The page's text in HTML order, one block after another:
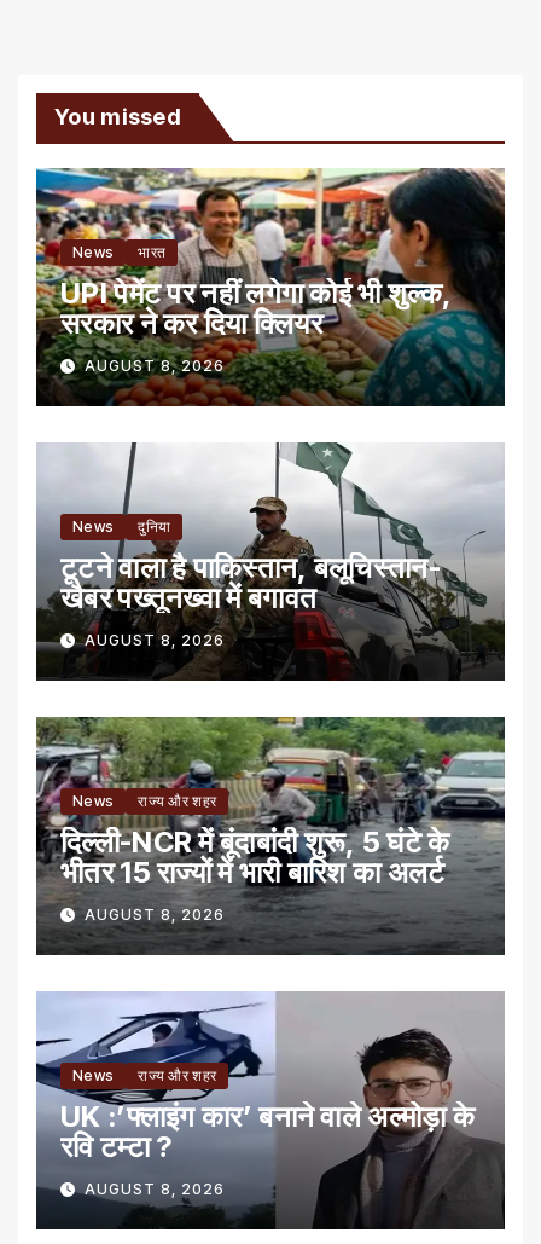
You missed
News भारत
UPI पेमेंट पर नहीं लगेगा कोई भी शुल्क,
सरकार ने कर दिया क्लियर
AUGUST 8, 2026
News दुनिया
टूटने वाला है पाकिस्तान, बलूचिस्तान-
खैबर पख्तूनख्वा में बगावत
AUGUST 8, 2026
News राज्य और शहर
दिल्ली-NCR में बूंदाबांदी शुरू, 5 घंटे के
भीतर 15 राज्यों में भारी बारिश का अलर्ट
AUGUST 8, 2026
News राज्य और शहर
UK :’फ्लाइंग कार’ बनाने वाले अल्मोड़ा के
रवि टम्टा ?
AUGUST 8, 2026